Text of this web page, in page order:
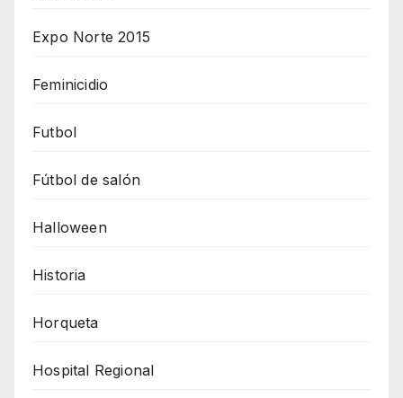
Expo Norte 2015
Feminicidio
Futbol
Fútbol de salón
Halloween
Historia
Horqueta
Hospital Regional